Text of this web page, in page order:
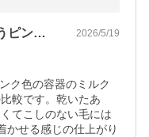
エルジューダエマジョン+というピンク色… 2026/5/19
ク色の容器のミルク
較です。乾いたあ
てこしのない毛には
かせる感じの仕上がり